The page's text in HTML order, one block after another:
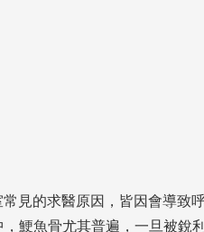
見的求醫原因，皆因會導致
鯁魚骨尤其普遍，一旦被銳